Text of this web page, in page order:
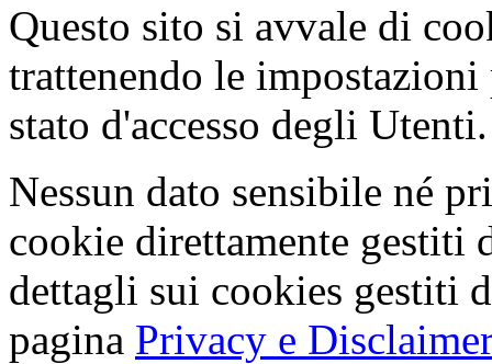
Questo sito si avvale di
trattenendo le
stato d'accesso degli Utenti.
Nessun dato sensibile né
cookie direttamente gestiti
dettagli sui cookies gestiti
pagina Privacy e Disclaimer